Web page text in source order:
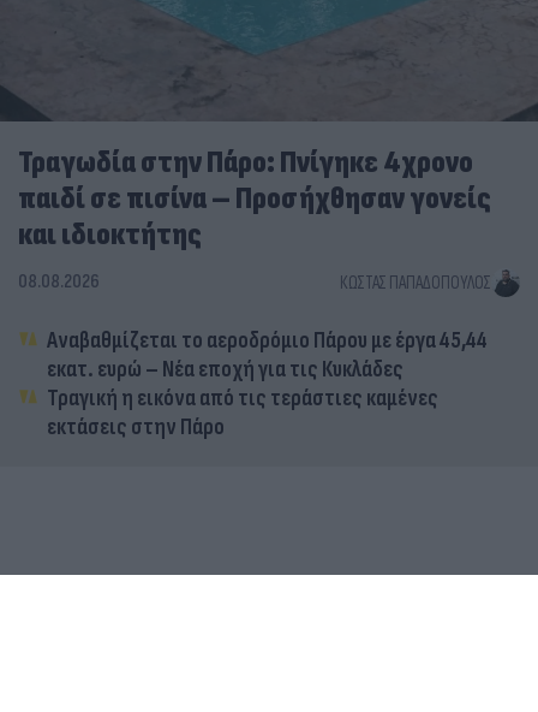
Τραγωδία στην Πάρο: Πνίγηκε 4χρονο
παιδί σε πισίνα – Προσήχθησαν γονείς
και ιδιοκτήτης
08.08.2026 ΚΏΣΤΑΣ ΠΑΠΑΔΌΠΟΥΛΟΣ
Αναβαθμίζεται το αεροδρόμιο Πάρου με έργα 45,44
εκατ. ευρώ – Νέα εποχή για τις Κυκλάδες
Τραγική η εικόνα από τις τεράστιες καμένες
εκτάσεις στην Πάρο